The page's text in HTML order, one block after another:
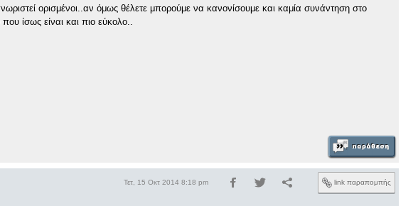
ορισμένοι..αν όμως θέλετε μπορούμε να κανονίσουμε και καμία συνάντηση στο
ίσως είναι και πιο εύκολο..
Τετ, 15 Οκτ 2014 8:18 pm link παραπομπής